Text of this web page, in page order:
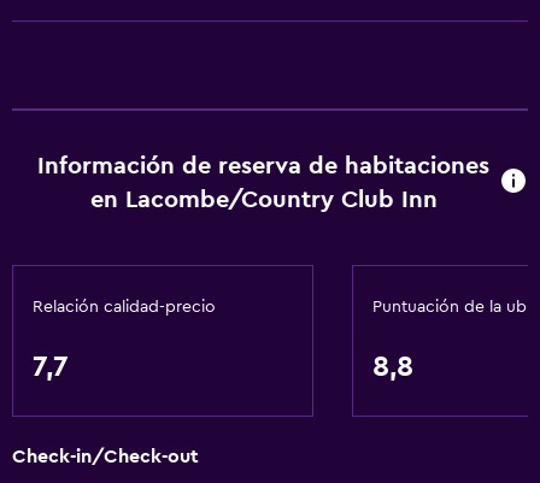
Artículos de aseo gratis
Utensilios de cocina
Cocineta
General
Habitaciones familiares
Teléfono
Información de reserva de habitaciones
en Lacombe/Country Club Inn
Relación calidad-precio
7,7
Puntuación de la
8,8
Check-in/Check-out